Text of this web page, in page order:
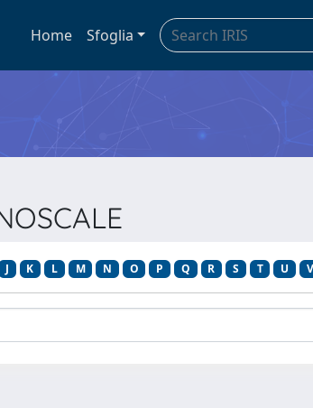
Home Sfoglia
J K L M N O P Q R S T U V